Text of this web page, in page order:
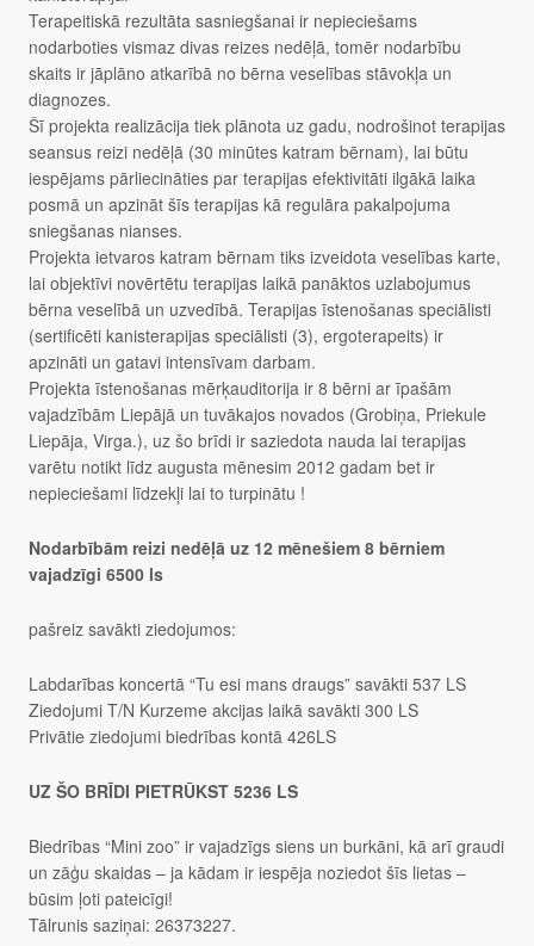
Terapeitiskā rezultāta sasniegšanai ir nepieciešams
nodarboties vismaz divas reizes nedēļā, tomēr nodarbību
skaits ir jāplāno atkarībā no bērna veselības stāvokļa un
diagnozes.
Šī projekta realizācija tiek plānota uz gadu, nodrošinot terapijas
seansus reizi nedēļā (30 minūtes katram bērnam), lai būtu
iespējams pārliecināties par terapijas efektivitāti ilgākā laika
posmā un apzināt šīs terapijas kā regulāra pakalpojuma
sniegšanas nianses.
Projekta ietvaros katram bērnam tiks izveidota veselības karte,
lai objektīvi novērtētu terapijas laikā panāktos uzlabojumus
bērna veselībā un uzvedībā. Terapijas īstenošanas speciālisti
(sertificēti kanisterapijas speciālisti (3), ergoterapeits) ir
apzināti un gatavi intensīvam darbam.
Projekta īstenošanas mērķauditorija ir 8 bērni ar īpašām
vajadzībām Liepājā un tuvākajos novados (Grobiņa, Priekule
Liepāja, Virga.), uz šo brīdi ir saziedota nauda lai terapijas
varētu notikt līdz augusta mēnesim 2012 gadam bet ir
nepieciešami līdzekļi lai to turpinātu !
Nodarbībām reizi nedēļā uz 12 mēnešiem 8 bērniem
vajadzīgi 6500 ls
pašreiz savākti ziedojumos:
Labdarības koncertā “Tu esi mans draugs” savākti 537 LS
Ziedojumi T/N Kurzeme akcijas laikā savākti 300 LS
Privātie ziedojumi biedrības kontā 426LS
UZ ŠO BRĪDI PIETRŪKST 5236 LS
Biedrības “Mini zoo” ir vajadzīgs siens un burkāni, kā arī graudi
un zāģu skaidas – ja kādam ir iespēja noziedot šīs lietas –
būsim ļoti pateicīgi!
Tālrunis saziņai: 26373227.